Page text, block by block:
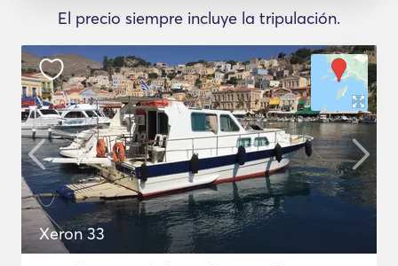
El precio siempre incluye la tripulación.
Xeron 33